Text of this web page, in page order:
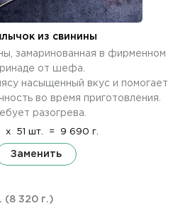
из свинины
замаринованная в фирменном
от шефа.
насыщенный вкус и помогает
во время приготовления.
разогрева.
x 51 шт. = 9 690 г.
Заменить
(8 320 г.)